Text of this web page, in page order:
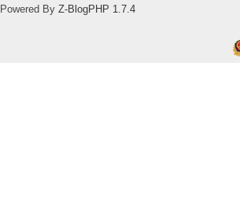
Powered By Z-BlogPHP 1.7.4